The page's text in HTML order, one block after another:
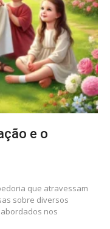
e o
que atravessam
sobre diversos
nos